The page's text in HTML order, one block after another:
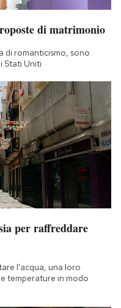
di matrimonio
di romanticismo, sono
Stati Uniti
per raffreddare
l'acqua, una loro
temperature in modo